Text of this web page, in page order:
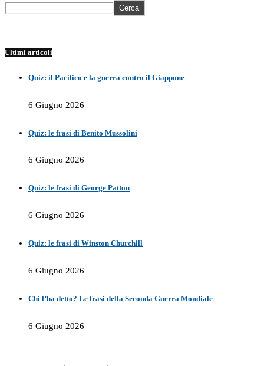
Cerca
Ultimi articoli
Quiz: il Pacifico e la guerra contro il Giappone
6 Giugno 2026
Quiz: le frasi di Benito Mussolini
6 Giugno 2026
Quiz: le frasi di George Patton
6 Giugno 2026
Quiz: le frasi di Winston Churchill
6 Giugno 2026
Chi l’ha detto? Le frasi della Seconda Guerra Mondiale
6 Giugno 2026